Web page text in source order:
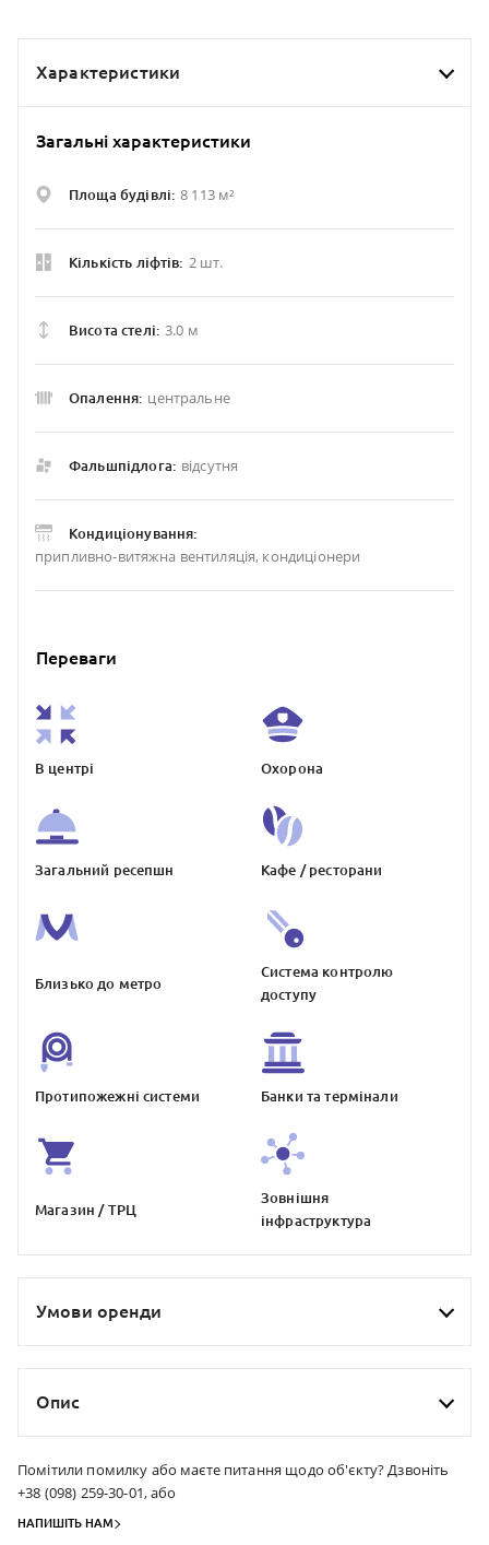
Характеристики
Загальні характеристики
Площа будівлі: 8 113 м²
Кількість ліфтів: 2 шт.
Висота стелі: 3.0 м
Опалення: центральне
Фальшпідлога: відсутня
Кондиціонування:
припливно-витяжна вентиляція, кондиціонери
Переваги
В центрі Охорона
Загальний ресепшн Кафе / ресторани
Близько до метро
Система контролю
доступу
Протипожежнi системи Банки та термiнали
Магазин / ТРЦ
Зовнiшня
iнфраструктура
Умови оренди
Опис
Помітили помилку або маєте питання щодо об'єкту? Дзвоніть
+38 (098) 259-30-01, або
НАПИШІТЬ НАМ